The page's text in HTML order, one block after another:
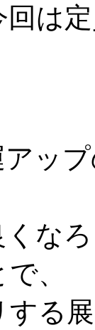
は
ッ
な
、
る